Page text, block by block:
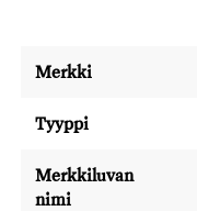
Merkki
Tyyppi
Merkkiluvan
nimi